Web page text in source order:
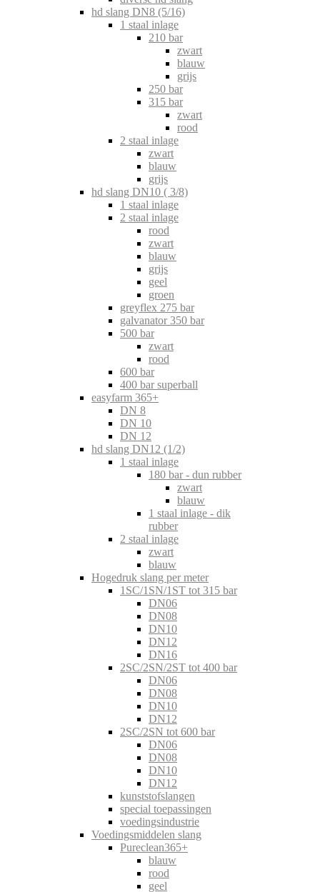
hd slang DN8 (5/16)
1 staal inlage
210 bar
zwart
blauw
grijs
250 bar
315 bar
zwart
rood
2 staal inlage
zwart
blauw
grijs
hd slang DN10 ( 3/8)
1 staal inlage
2 staal inlage
rood
zwart
blauw
grijs
geel
groen
greyflex 275 bar
galvanator 350 bar
500 bar
zwart
rood
600 bar
400 bar superball
easyfarm 365+
DN 8
DN 10
DN 12
hd slang DN12 (1/2)
1 staal inlage
180 bar - dun rubber
zwart
blauw
1 staal inlage - dik
rubber
2 staal inlage
zwart
blauw
Hogedruk slang per meter
1SC/1SN/1ST tot 315 bar
DN06
DN08
DN10
DN12
DN16
2SC/2SN/2ST tot 400 bar
DN06
DN08
DN10
DN12
2SC/2SN tot 600 bar
DN06
DN08
DN10
DN12
kunststofslangen
special toepassingen
voedingsindustrie
Voedingsmiddelen slang
Pureclean365+
blauw
rood
geel